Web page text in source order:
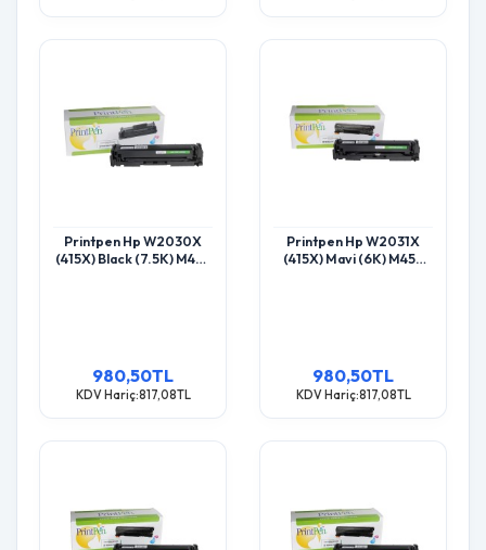
Printpen Hp W2030X
(415X) Black (7.5K) M455
980,50TL
KDV Hariç:817,08TL
Printpen Hp W2031X
(415X) Mavi (6K) M455
980,50TL
KDV Hariç:817,08TL